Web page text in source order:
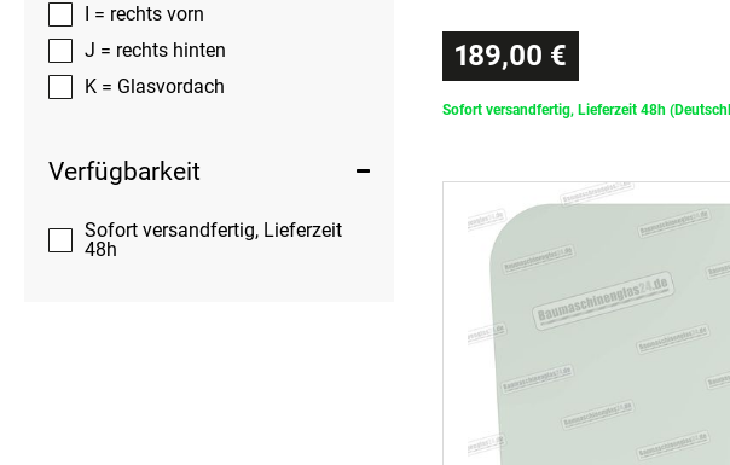
I = rechts vorn
J = rechts hinten
K = Glasvordach
Verfügbarkeit
Sofort versandfertig, Lieferzeit
48h
189,00 €
Sofort versandfertig, Lieferzeit 48h